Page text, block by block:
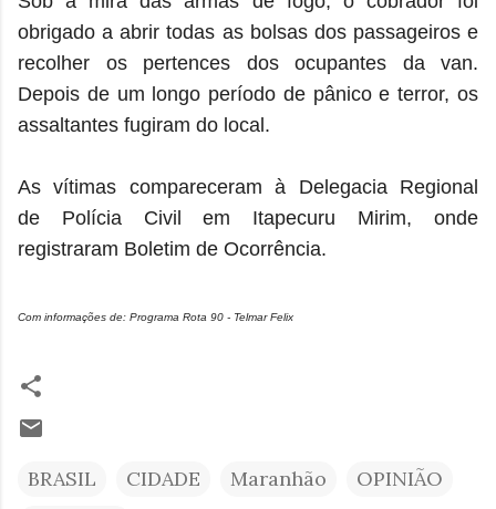
obrigado a abrir todas as bolsas dos passageiros e
recolher os pertences dos ocupantes da van.
Depois de um longo período de pânico e terror, os
assaltantes fugiram do local.
As vítimas compareceram à Delegacia Regional
de Polícia Civil em Itapecuru Mirim, onde
registraram Boletim de Ocorrência.
Com informações de: Programa Rota 90 - Telmar Felix
BRASIL CIDADE Maranhão
OPINIÃO